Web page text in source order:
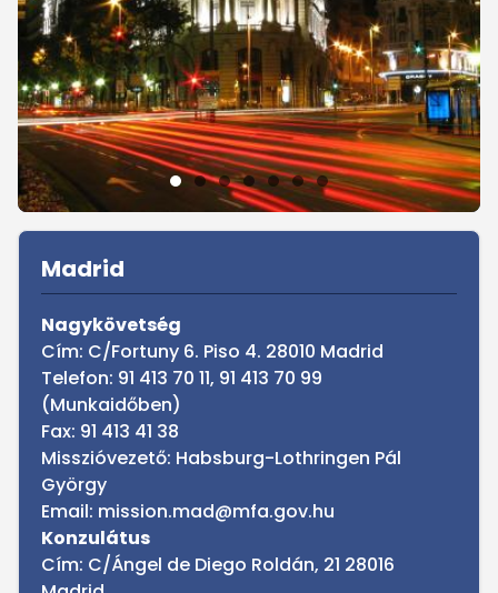
Sidebar
Madrid
Nagykövetség
Cím: C/Fortuny 6. Piso 4. 28010 Madrid
Telefon: 91 413 70 11, 91 413 70 99
(Munkaidőben)
Fax: 91 413 41 38
Misszióvezető: Habsburg-Lothringen Pál
György
Email: mission.mad@mfa.gov.hu
Konzulátus
Cím: C/Ángel de Diego Roldán, 21 28016